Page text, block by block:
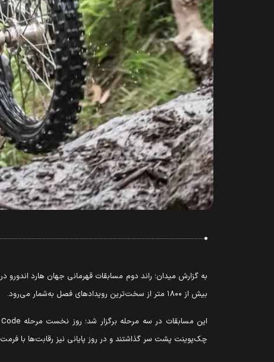
بیش از ۱۸۰۰ متر از سخت‌ترین رویدادهای فصل به‌شمار می‌رود.
این مسابقات در سه مرحله برگزار شد؛ روز نخست مرحله
چک‌پوینت پشت سر گذاشتند و در روز پایانی نیز رقابت‌ها با فرمت